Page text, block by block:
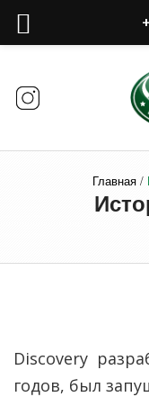
Главная /
Discovery
годов, был